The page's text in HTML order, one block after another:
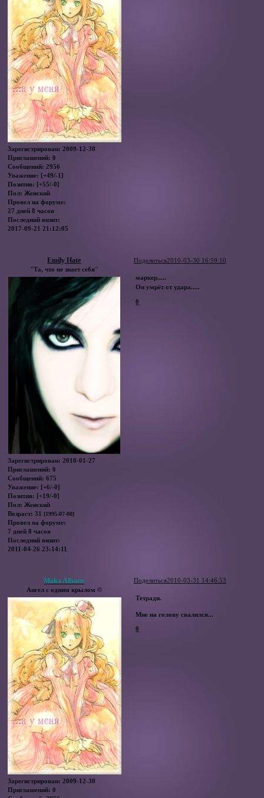
Зарегистрирован: 2009-12-30
Приглашений: 0
Сообщений: 2956
Уважение: [+49/-1]
Позитив: [+55/-0]
Пол: Женский
Провел на форуме:
27 дней 8 часов
Последний визит:
2017-09-21 21:12:05
Поделиться2010-03-30 16:59:10
Emily Hate
"Та, что не знает себя"
Зарегистрирован: 2010-01-27
Приглашений: 0
Сообщений: 675
Уважение: [+6/-0]
Позитив: [+19/-0]
Пол: Женский
Возраст: 31 [1995-07-08]
Провел на форуме:
7 дней 8 часов
Последний визит:
2011-04-26 23:14:11
маркер.....
Он умрёт от удара.....
0
Поделиться2010-03-31 14:46:53
Maka Albarn
Ангел с одним крылом ©
Зарегистрирован: 2009-12-30
Приглашений: 0
Тетради.
Мне на голову свалился...
0